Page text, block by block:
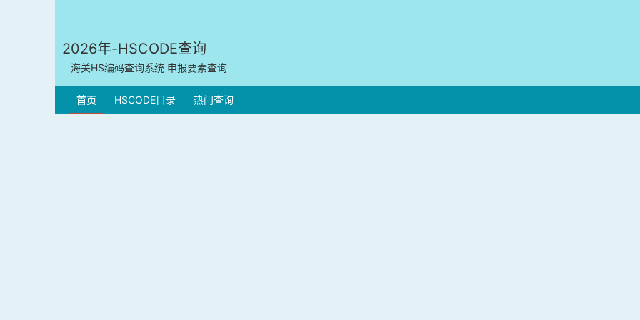
2026年-HSCODE查询
海关HS编码查询系统 申报要素查询
首页 HSCODE目录 热门查询